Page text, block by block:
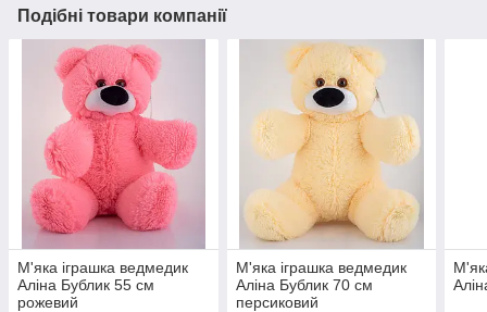
Подібні товари компанії
М'яка іграшка ведмедик
Аліна Бублик 55 см
рожевий
М'яка іграшка ведмедик
Аліна Бублик 70 см
персиковий